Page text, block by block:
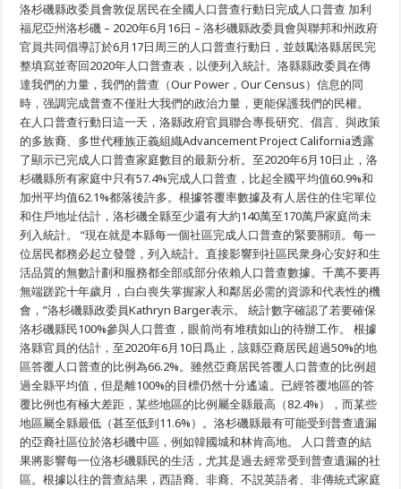
杉
磯
縣
亞
裔
里
三
分
之
一
家
尚
未
完
成
人
口
普
查
洛杉磯縣政委員會敦促居民在全國人口普查行動日完成人口普查 加利
福尼亞州洛杉磯 – 2020年6月16日 – 洛杉磯縣政委員會與聯邦和州政府
官員共同倡導訂於6月17日周三的人口普查行動日，並鼓勵洛縣居民完
整填寫並寄回2020年人口普查表，以便列入統計。洛縣縣政委員在傳
達我們的力量，我們的普查（Our Power，Our Census）信息的同
時，强調完成普查不僅壯大我們的政治力量，更能保護我們的民權。
在人口普查行動日這一天，洛縣政府官員聯合專長研究、倡言、與政策
的多族裔、多世代種族正義組織Advancement Project California透露
了顯示已完成人口普查家庭數目的最新分析。至2020年6月10日止，洛
杉磯縣所有家庭中只有57.4%完成人口普查，比起全國平均值60.9%和
加州平均值62.1%都落後許多。根據答覆率數據及有人居住的住宅單位
和住戶地址估計，洛杉磯全縣至少還有大約140萬至170萬戶家庭尚未
列入統計。 “現在就是本縣每一個社區完成人口普查的緊要關頭。每一
位居民都務必起立發聲，列入統計。直接影響到社區民衆身心安好和生
活品質的無數計劃和服務都全部或部分依賴人口普查數據。千萬不要再
無端蹉跎十年歲月，白白喪失掌握家人和鄰居必需的資源和代表性的機
會，”洛杉磯縣政委員Kathryn Barger表示。 統計數字確認了若要確保
洛杉磯縣民100%參與人口普查，眼前尚有堆積如山的待辦工作。 根據
洛縣官員的估計，至2020年6月10日爲止，該縣亞裔居民超過50%的地
區答覆人口普查的比例為66.2%。雖然亞裔居民答覆人口普查的比例超
過全縣平均值，但是離100%的目標仍然十分遙遠。已經答覆地區的答
覆比例也有極大差距，某些地區的比例屬全縣最高（82.4%），而某些
地區屬全縣最低（甚至低到11.6%）。洛杉磯縣最有可能受到普查遺漏
的亞裔社區位於洛杉磯中區，例如韓國城和林肯高地。 人口普查的結
果將影響每一位洛杉磯縣民的生活，尤其是過去經常受到普查遺漏的社
區。根據以往的普查結果，西語裔、非裔、不説英語者、非傳統式家庭